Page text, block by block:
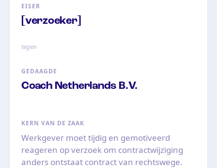
EISER
[verzoeker]
tegen
GEDAAGDE
Coach Netherlands B.V.
KERN VAN DE ZAAK
Werkgever moet tijdig en gemotiveerd
reageren op verzoek om contractwijziging
anders ontstaat contract van rechtswege.